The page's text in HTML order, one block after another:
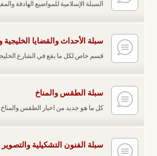
السبلة الإسلامية للمواضيع الهادفة
سبلة الأحداث والقضايا الخليجية
قسم خاص لكل ما يقع في الشارع
سبلة الطقس والمناخ
كل ما هو جديد من اخبار الطقس والمناخ
سبلة الفنون التشكيلية